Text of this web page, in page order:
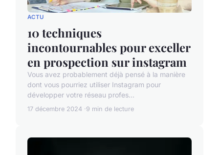
ACTU
10 techniques
incontournables pour exceller
en prospection sur instagram
Vous avez probablement déjà pensé à la manière
dont vous pourriez utiliser Instagram pour
développer votre réseau profes...
17 décembre 2024 9 min de lecture